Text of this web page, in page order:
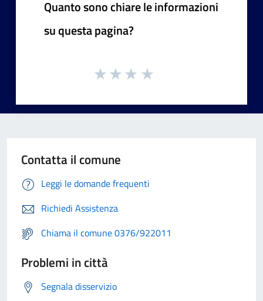
Quanto sono chiare le informazioni
su questa pagina?
Contatta il comune
Leggi le domande frequenti
Richiedi Assistenza
Chiama il comune 0376/922011
Problemi in città
Segnala disservizio